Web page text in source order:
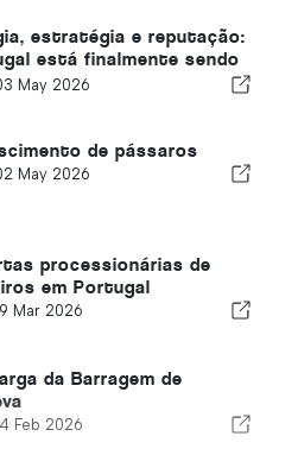
estratégia e reputação:
está finalmente sendo
exterior
May 2026
de pássaros
May 2026
processionárias de
em Portugal
Mar 2026
da Barragem de
Feb 2026